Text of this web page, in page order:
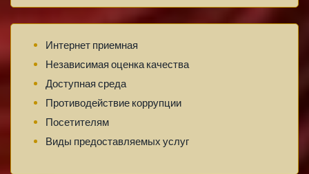
Интернет приемная
Независимая оценка качества
Доступная среда
Противодействие коррупции
Посетителям
Виды предоставляемых услуг